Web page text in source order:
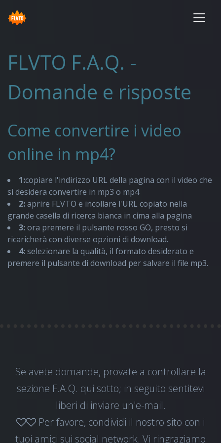
FLVTO F.A.Q. -
Domande e risposte
Come convertire i video
online in mp4?
1:copiare l'indirizzo URL della pagina con il video che
si desidera convertire in mp3 o mp4
2:aprire FLVTO e incollare l'URL copiato nella
grande casella di ricerca bianca in cima alla pagina
3:ora premere il pulsante rosso GO, presto si
ricaricherà con diverse opzioni di download.
4:selezionare la qualità, il formato desiderato e
premere il pulsante di download per salvare il file mp3.
Se avete domande, provate a controllare la
sezione F.A.Q. qui sotto; in seguito sentitevi
liberi di inviare un'e-mail.
Per favore, condividi il nostro sito con i
tuoi amici sui social network. Vi ringraziamo